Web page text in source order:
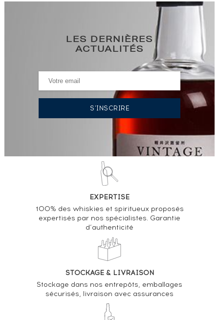
LES DERNIÈRES
ACTUALITÉS
EXPERTISE
100% des whiskies et spiritueux proposés
expertisés par nos spécialistes. Garantie
d’authenticité
STOCKAGE & LIVRAISON
Stockage dans nos entrepôts, emballages
sécurisés, livraison avec assurances